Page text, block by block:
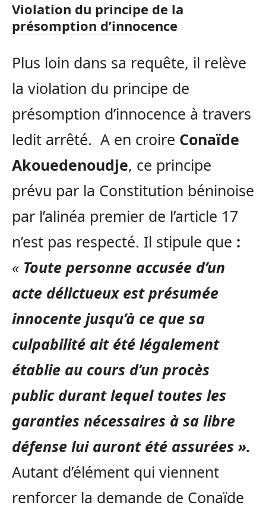
Violation du principe de la
présomption d’innocence
Plus loin dans sa requête, il relève
la violation du principe de
présomption d’innocence à travers
ledit arrêté. A en croire Conaïde
Akouedenoudje, ce principe
prévu par la Constitution béninoise
par l’alinéa premier de l’article 17
n’est pas respecté. Il stipule que :
« Toute personne accusée d’un
acte délictueux est présumée
innocente jusqu’à ce que sa
culpabilité ait été légalement
établie au cours d’un procès
public durant lequel toutes les
garanties nécessaires à sa libre
défense lui auront été assurées ».
Autant d’élément qui viennent
renforcer la demande de Conaïde